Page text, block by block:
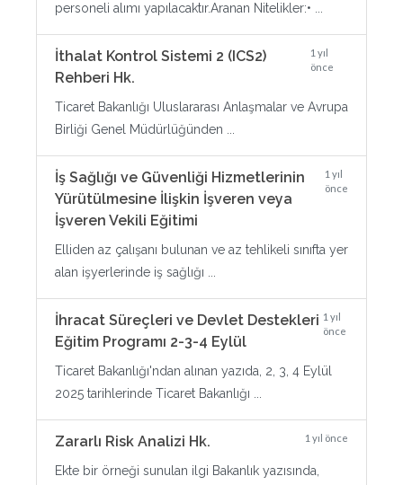
personeli alımı yapılacaktır.Aranan Nitelikler:• ...
İthalat Kontrol Sistemi 2 (ICS2)
Rehberi Hk.
1 yıl
önce
Ticaret Bakanlığı Uluslararası Anlaşmalar ve Avrupa
Birliği Genel Müdürlüğünden ...
İş Sağlığı ve Güvenliği Hizmetlerinin
Yürütülmesine İlişkin İşveren veya
İşveren Vekili Eğitimi
1 yıl
önce
Elliden az çalışanı bulunan ve az tehlikeli sınıfta yer
alan işyerlerinde iş sağlığı ...
İhracat Süreçleri ve Devlet Destekleri
Eğitim Programı 2-3-4 Eylül
1 yıl
önce
Ticaret Bakanlığı'ndan alınan yazıda, 2, 3, 4 Eylül
2025 tarihlerinde Ticaret Bakanlığı ...
Zararlı Risk Analizi Hk. 1 yıl önce
Ekte bir örneği sunulan ilgi Bakanlık yazısında,